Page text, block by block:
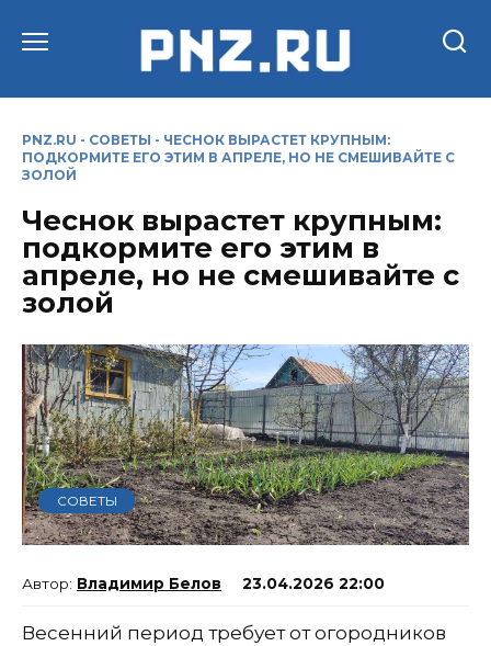
PNZ.RU - СОВЕТЫ - ЧЕСНОК ВЫРАСТЕТ КРУПНЫМ:
ПОДКОРМИТЕ ЕГО ЭТИМ В АПРЕЛЕ, НО НЕ СМЕШИВАЙТЕ С
ЗОЛОЙ
Чеснок вырастет крупным:
подкормите его этим в
апреле, но не смешивайте с
золой
СОВЕТЫ
Владимир Белов 23.04.2026 22:00
Весенний период требует от огородников